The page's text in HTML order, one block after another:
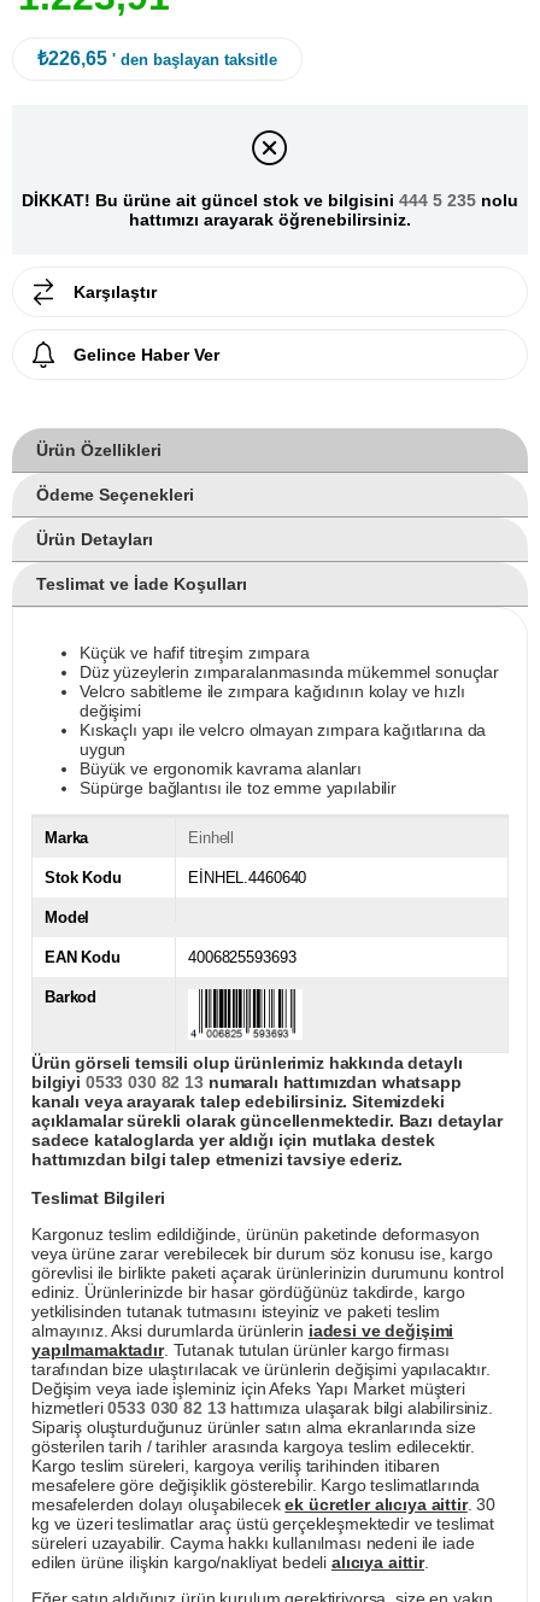
₺226,65 ' den başlayan taksitle
DİKKAT! Bu ürüne ait güncel stok ve bilgisini 444 5 235 nolu
hattımızı arayarak öğrenebilirsiniz.
Karşılaştır
Gelince Haber Ver
Ürün Özellikleri
Ödeme Seçenekleri
Ürün Detayları
Teslimat ve İade Koşulları
Küçük ve hafif titreşim zımpara
Düz yüzeylerin zımparalanmasında mükemmel sonuçlar
Velcro sabitleme ile zımpara kağıdının kolay ve hızlı
değişimi
Kıskaçlı yapı ile velcro olmayan zımpara kağıtlarına da
uygun
Büyük ve ergonomik kavrama alanları
Süpürge bağlantısı ile toz emme yapılabilir
Marka Einhell
Stok Kodu EİNHEL.4460640
Model
EAN Kodu 4006825593693
Barkod
Ürün görseli temsili olup ürünlerimiz hakkında detaylı
bilgiyi 0533 030 82 13numaralı hattımızdan whatsapp
kanalı veya arayarak talep edebilirsiniz. Sitemizdeki
açıklamalar sürekli olarak güncellenmektedir. Bazı detaylar
sadece kataloglarda yer aldığı için mutlaka destek
hattımızdan bilgi talep etmenizi tavsiye ederiz.
Teslimat Bilgileri
Kargonuz teslim edildiğinde, ürünün paketinde deformasyon
veya ürüne zarar verebilecek bir durum söz konusu ise, kargo
görevlisi ile birlikte paketi açarak ürünlerinizin durumunu kontrol
ediniz. Ürünlerinizde bir hasar gördüğünüz takdirde, kargo
yetkilisinden tutanak tutmasını isteyiniz ve paketi teslim
almayınız. Aksi durumlarda ürünlerin iadesi ve değişimi
yapılmamaktadır. Tutanak tutulan ürünler kargo firması
tarafından bize ulaştırılacak ve ürünlerin değişimi yapılacaktır.
Değişim veya iade işleminiz için Afeks Yapı Market müşteri
hizmetleri0533 030 82 13hattımıza ulaşarak bilgi alabilirsiniz.
Sipariş oluşturduğunuz ürünler satın alma ekranlarında size
gösterilen tarih / tarihler arasında kargoya teslim edilecektir.
Kargo teslim süreleri, kargoya veriliş tarihinden itibaren
mesafelere göre değişiklik gösterebilir. Kargo teslimatlarında
mesafelerden dolayı oluşabilecekek ücretler alıcıya aittir. 30
kg ve üzeri teslimatlar araç üstü gerçekleşmektedir ve teslimat
süreleri uzayabilir. Cayma hakkı kullanılması nedeni ile iade
edilen ürüne ilişkin kargo/nakliyat bedeli alıcıya aittir.